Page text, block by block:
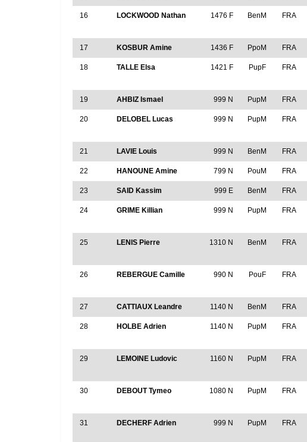
16 LOCKWOOD Nathan 1476 F BenM FRA
17 KOSBUR Amine 1436 F PpoM FRA
18 TALLE Elsa 1421 F PupF FRA
19 AHBIZ Ismael 999 N PupM FRA
20 DELOBEL Lucas 999 N PupM FRA
21 LAVIE Louis 999 N BenM FRA
22 HANOUNE Amine 799 N PouM FRA
23 SAID Kassim 999 E BenM FRA
24 GRIME Killian 999 N PupM FRA
25 LENIS Pierre 1310 N BenM FRA
26 REBERGUE Camille 990 N PouF FRA
27 CATTIAUX Leandre 1140 N BenM FRA
28 HOLBE Adrien 1140 N PupM FRA
29 LEMOINE Ludovic 1160 N PupM FRA
30 DEBOUT Tymeo 1080 N PupM FRA
31 DECHERF Adrien 999 N PupM FRA